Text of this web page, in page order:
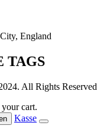
England
TAGS
All Rights Reserved
your cart.
Kasse